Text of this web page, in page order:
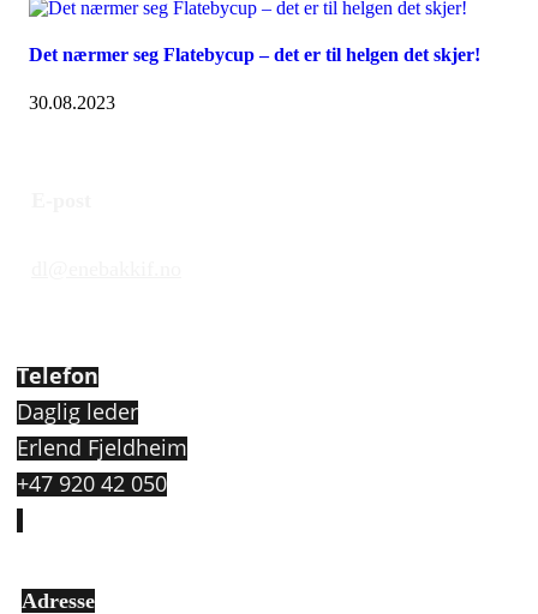
Det nærmer seg Flatebycup – det er til helgen det skjer!
30.08.2023
Telefon
Daglig leder
Erlend Fjeldheim
+47 920 42 050
Adresse